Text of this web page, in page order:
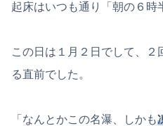
起床はいつも通り「朝の６時
この日は１月２日でして、
る直前でした。
「なんとかこの名瀑、しかも